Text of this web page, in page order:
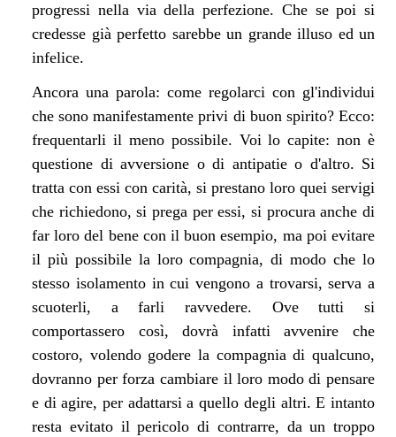
progressi nella via della perfezione. Che se poi si
credesse già perfetto sarebbe un grande illuso ed un
infelice.
Ancora una parola: come regolarci con gl'individui
che sono manifestamente privi di buon spirito? Ecco:
frequentarli il meno possibile. Voi lo capite: non è
questione di avversione o di antipatie o d'altro. Si
tratta con essi con carità, si prestano loro quei servigi
che richiedono, si prega per essi, si procura anche di
far loro del bene con il buon esempio, ma poi evitare
il più possibile la loro compagnia, di modo che lo
stesso isolamento in cui vengono a trovarsi, serva a
scuoterli, a farli ravvedere. Ove tutti si
comportassero così, dovrà infatti avvenire che
costoro, volendo godere la compagnia di qualcuno,
dovranno per forza cambiare il loro modo di pensare
e di agire, per adattarsi a quello degli altri. E intanto
resta evitato il pericolo di contrarre, da un troppo